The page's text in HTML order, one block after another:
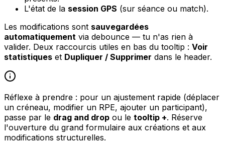
L'état de la session GPS (sur séance ou match).
Les modifications sont sauvegardées
automatiquement via debounce — tu n'as rien à
valider. Deux raccourcis utiles en bas du tooltip : Voir
statistiques et Dupliquer / Supprimer dans le header.
Réflexe à prendre : pour un ajustement rapide (déplacer
un créneau, modifier un RPE, ajouter un participant),
passe par le drag and drop ou le tooltip +. Réserve
l'ouverture du grand formulaire aux créations et aux
modifications structurelles.